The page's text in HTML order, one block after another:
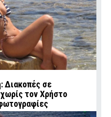
Διακοπές σε
τον Χρήστο